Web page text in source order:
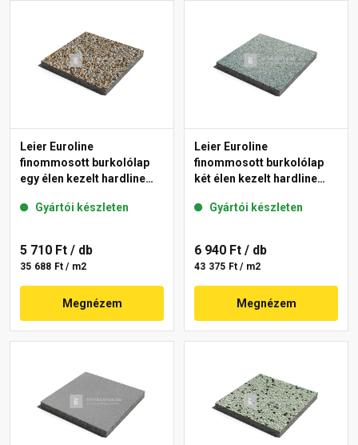
Leier Euroline
finommosott burkolólap
egy élen kezelt hardline
Gyártói készleten
5 710 Ft / db
35 688 Ft / m2
Megnézem
Leier Euroline
finommosott burkolólap
két élen kezelt hardline
Gyártói készleten
6 940 Ft / db
43 375 Ft / m2
Megnézem